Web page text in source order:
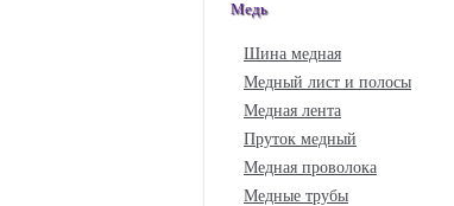
Медь
Шина медная
Медный лист и полосы
Медная лента
Пруток медный
Медная проволока
Медные трубы